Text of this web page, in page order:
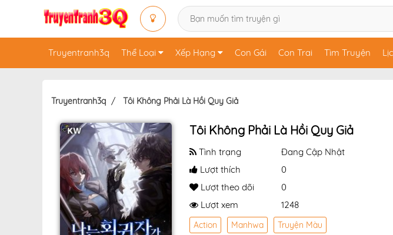
Truyentranh3q Thể Loại Xếp Hạng Con Gái Con Trai Tìm Truyện
Truyentranh3q Tôi Không Phải Là Hồi Quy Giả
Tôi Không Phải Là Hồi Quy Giả
Tình trạng
Đang Cập Nhật
Lượt thích
0
Lượt theo dõi
0
Lượt xem
1248
Action Manhwa Truyện Màu